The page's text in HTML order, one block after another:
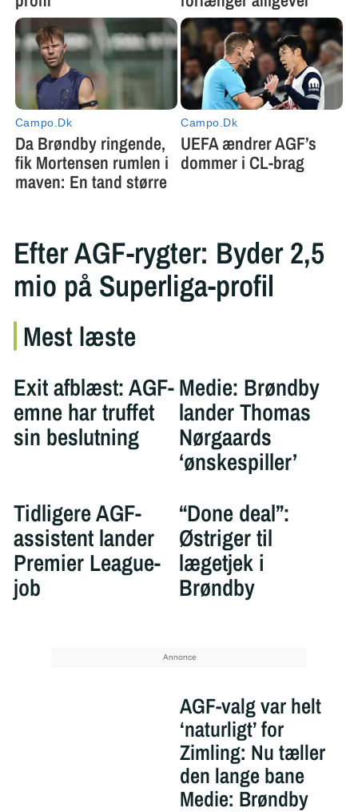
Efter AGF-rygter: Byder 2,5
mio på Superliga-profil
Mest læste
Exit afblæst: AGF-
emne har truffet
sin beslutning
Medie: Brøndby
lander Thomas
Nørgaards
‘ønskespiller’
Tidligere AGF-
assistent lander
Premier League-
job
“Done deal”:
Østriger til
lægetjek i
Brøndby
AGF-valg var helt
‘naturligt’ for
Zimling: Nu tæller
den lange bane
Medie: Brøndby